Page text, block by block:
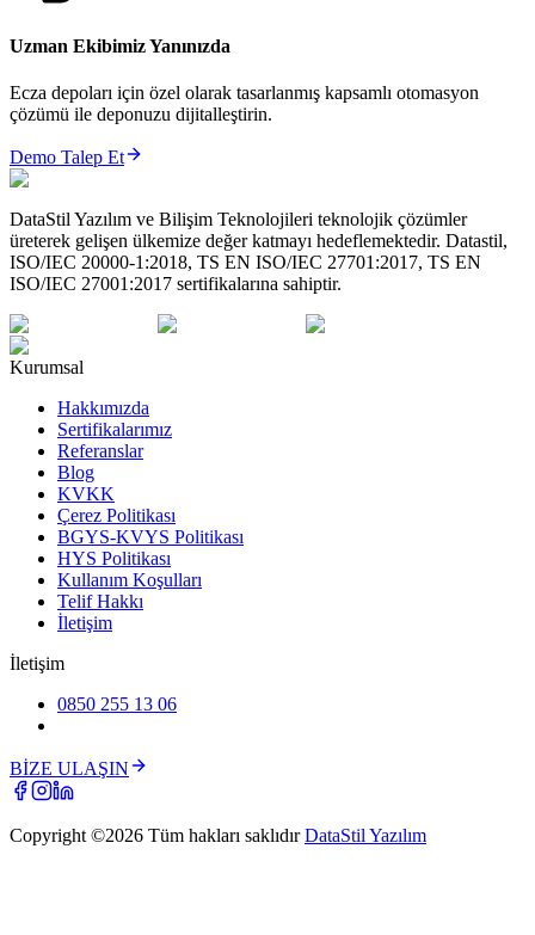
Uzman Ekibimiz Yanınızda
Ecza depoları için özel olarak tasarlanmış kapsamlı otomasyon
çözümü ile deponuzu dijitalleştirin.
Demo Talep Et
DataStil Yazılım ve Bilişim Teknolojileri teknolojik çözümler
üreterek gelişen ülkemize değer katmayı hedeflemektedir. Datastil,
ISO/IEC 20000-1:2018, TS EN ISO/IEC 27701:2017, TS EN
ISO/IEC 27001:2017 sertifikalarına sahiptir.
Kurumsal
Hakkımızda
Sertifikalarımız
Referanslar
Blog
KVKK
Çerez Politikası
BGYS-KVYS Politikası
HYS Politikası
Kullanım Koşulları
Telif Hakkı
İletişim
İletişim
0850 255 13 06
BİZE ULAŞIN
Copyright ©2026 Tüm hakları saklıdır DataStil Yazılım